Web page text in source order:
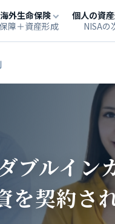
海外生命保険
保障＋資産形成
個人の資
NISAの
ルイン
を契約さ